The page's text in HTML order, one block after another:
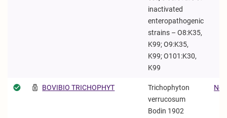
inactivated
enteropathogenic
strains – O8:K35,
K99; O9:K35,
K99; O101:K30,
K99
BOVIBIO TRICHOPHYT
Trichophyton
verrucosum
Bodin 1902